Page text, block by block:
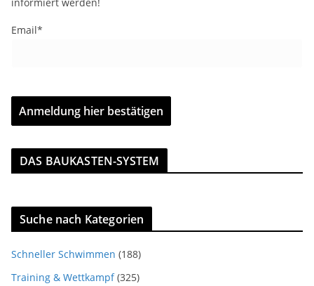
Email*
DAS BAUKASTEN-SYSTEM
Suche nach Kategorien
Schneller Schwimmen (188)
Training & Wettkampf(325)